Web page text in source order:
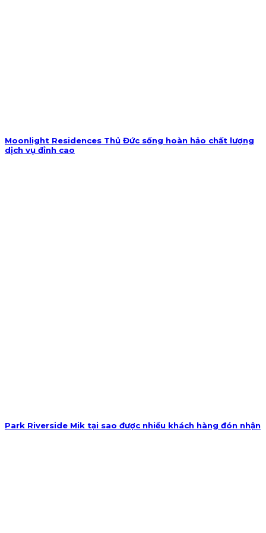
Moonlight Residences Thủ Đức sống hoàn hảo chất lượng
dịch vụ đỉnh cao
Park Riverside Mik tại sao được nhiều khách hàng đón nhận